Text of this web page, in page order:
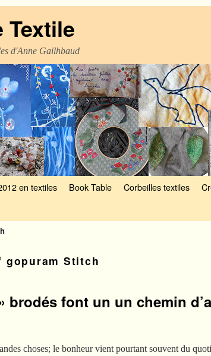
d'Anne Gailhbaud
en textiles Book Table Corbeilles textiles
gopuram Stitch
brodés font un un chemin
choses; le bonheur vient pourtant souvent du